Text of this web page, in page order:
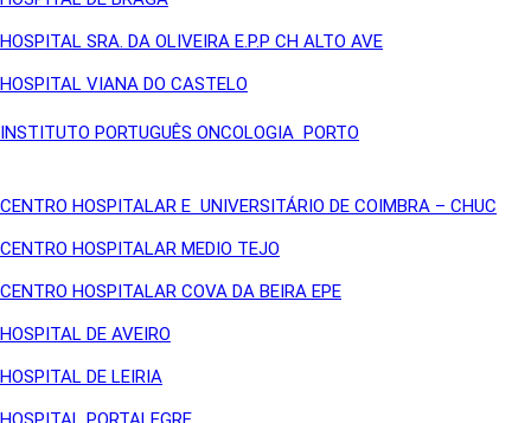
HOSPITAL SRA. DA OLIVEIRA E.P.P CH ALTO AVE
HOSPITAL VIANA DO CASTELO
INSTITUTO PORTUGUÊS ONCOLOGIA PORTO
CENTRO HOSPITALAR E UNIVERSITÁRIO DE COIMBRA – CHUC
CENTRO HOSPITALAR MEDIO TEJO
CENTRO HOSPITALAR COVA DA BEIRA EPE
HOSPITAL DE AVEIRO
HOSPITAL DE LEIRIA